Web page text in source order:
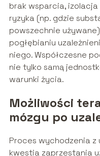
brak wsparcia,
ryzyka (np. gdzie
powszechnie
pogłębianiu
niego. Współczesne
nie tylko samą
warunki życia.
Możliwości
mózgu po
Proces wychodzenia z
kwestia zaprzestania